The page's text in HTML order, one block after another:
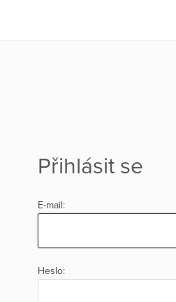
Přihlásit se
E-mail:
Heslo: